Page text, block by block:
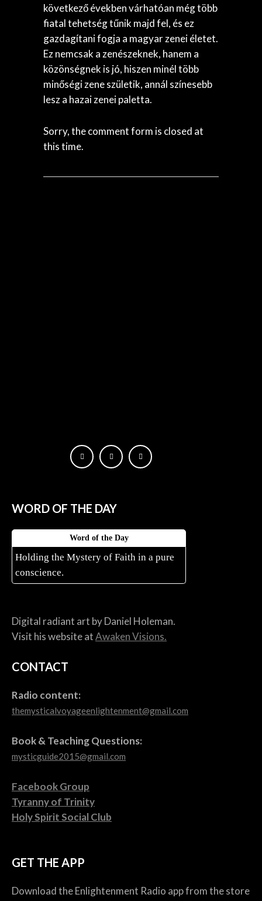
következő években várhatóan még több
fiatal tehetség tűnik majd fel, és ez
gazdagítani fogja a magyar zenei életet.
Ez nemcsak a zenészeknek, hanem a
közönségnek is jó, hiszen minél több
minőségi zene születik, annál színesebb
lesz a hazai zenei paletta.
Sorry, the comment form is closed at
this time.
WORD OF THE DAY
Word of the Day
Holding the Mystery of Faith in a pure
conscience.
Digital radiant art by Daniel Holeman.
Visit his website atAwaken Visions.
CONTACT
Radio content:
themysticalvoyageenlightenment@gmail.com
Book & Teaching Questions:
mysticguide2015@gmail.com
Facebook Group
Tyranny of Trinity
Holy Spirit Social Club
GET THE APP
Download the Enlightenment Radio app from the store